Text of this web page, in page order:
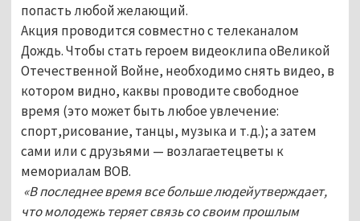
попасть любой желающий.
Акция проводится совместно с телеканалом
Дождь. Чтобы стать героем видеоклипа оВеликой
Отечественной Войне, необходимо снять видео, в
котором видно, каквы проводите свободное
время (это может быть любое увлечение:
спорт,рисование, танцы, музыка и т.д.); а затем
сами или с друзьями — возлагаетецветы к
мемориалам ВОВ.
«В последнее время все больше людейутверждает,
что молодежь теряет связь со своим прошлым